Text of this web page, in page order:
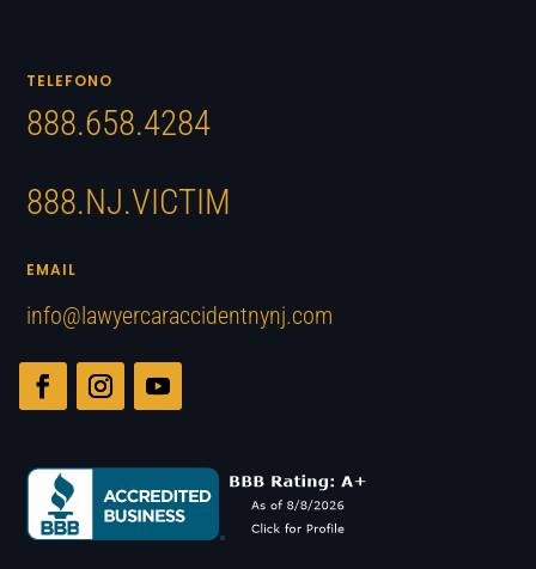
TELEFONO
888.658.4284
888.NJ.VICTIM
EMAIL
info@lawyercaraccidentnynj.com